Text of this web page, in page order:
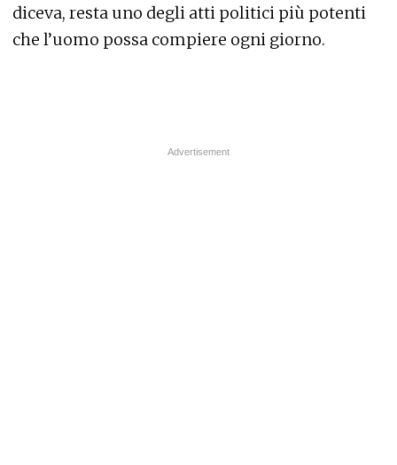
diceva, resta uno degli atti politici più potenti
che l’uomo possa compiere ogni giorno.